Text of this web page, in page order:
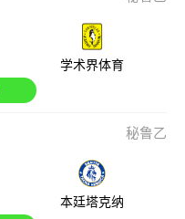
学术界体育
秘鲁乙
本廷塔克纳